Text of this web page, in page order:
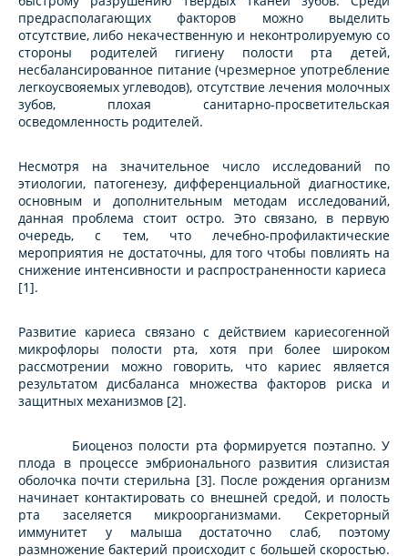
предрасполагающих факторов можно выделить
отсутствие, либо некачественную и неконтролируемую со
стороны родителей гигиену полости рта детей,
несбалансированное питание (чрезмерное употребление
легкоусвояемых углеводов), отсутствие лечения молочных
зубов, плохая санитарно-просветительская
осведомленность родителей.
Несмотря на значительное число исследований по
этиологии, патогенезу, дифференциальной диагностике,
основным и дополнительным методам исследований,
данная проблема стоит остро. Это связано, в первую
очередь, с тем, что лечебно-профилактические
мероприятия не достаточны, для того чтобы повлиять на
снижение интенсивности и распространенности кариеса
[1].
Развитие кариеса связано с действием кариесогенной
микрофлоры полости рта, хотя при более широком
рассмотрении можно говорить, что кариес является
результатом дисбаланса множества факторов риска и
защитных механизмов [2].
Биоценоз полости рта формируется поэтапно. У
плода в процессе эмбрионального развития слизистая
оболочка почти стерильна [3]. После рождения организм
начинает контактировать со внешней средой, и полость
рта заселяется микроорганизмами. Секреторный
иммунитет у малыша достаточно слаб, поэтому
размножение бактерий происходит с большей скоростью.